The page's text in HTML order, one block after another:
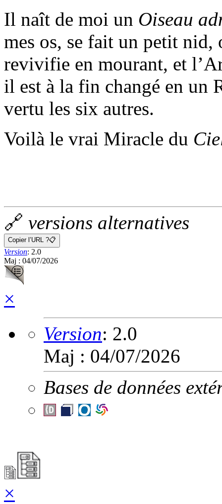
Il naît de moi un Oiseau
mes os, se fait un petit nid,
revivifie en mourant, et
il est à la fin changé en un
vertu les six autres.
Voilà le vrai Miracle du
🔗 versions alternatives
Copier l’URL ?📋
Version: 2.0
Maj : 04/07/2026
×
Version: 2.0
Maj : 04/07/2026
Bases de données
×